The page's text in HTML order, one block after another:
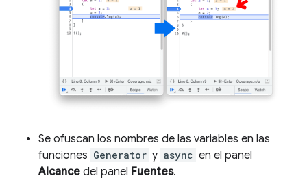
Se ofuscan los nombres de las variables en las
funciones Generator y async en el panel
Alcance del panel Fuentes.